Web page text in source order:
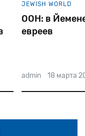
JEWISH WORLD
Сын Дэвида
готовится к
admin 21 января